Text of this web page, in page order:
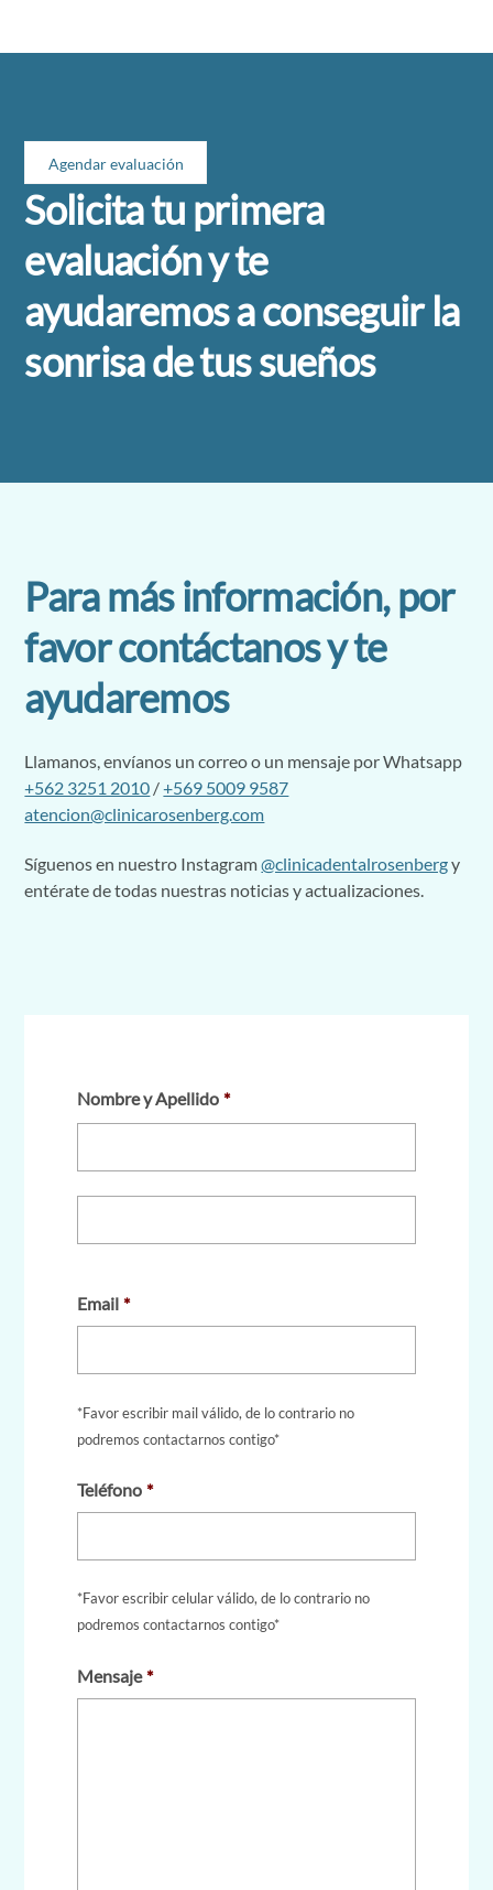
Agendar evaluación
Solicita tu primera
evaluación y te
ayudaremos a conseguir la
sonrisa de tus sueños
Para más información, por
favor contáctanos y te
ayudaremos
Llamanos, envíanos un correo o un mensaje por Whatsapp
+562 3251 2010 /+569 5009 9587
atencion@clinicarosenberg.com
Síguenos en nuestro Instagram@clinicadentalrosenbergy
entérate de todas nuestras noticias y actualizaciones.
Nombre y Apellido *
Email *
*Favor escribir mail válido, de lo contrario no
podremos contactarnos contigo*
Teléfono *
*Favor escribir celular válido, de lo contrario no
podremos contactarnos contigo*
Mensaje *